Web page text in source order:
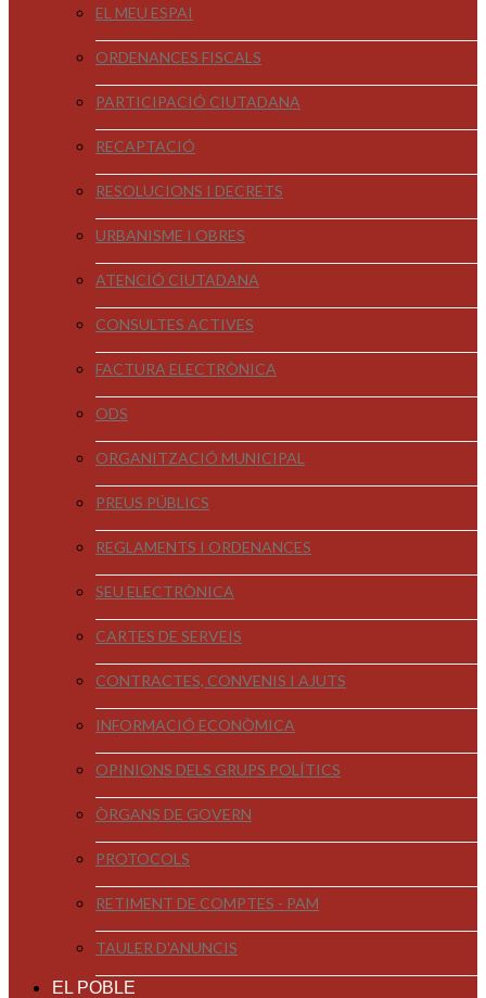
EL MEU ESPAI
ORDENANCES FISCALS
PARTICIPACIÓ CIUTADANA
RECAPTACIÓ
RESOLUCIONS I DECRETS
URBANISME I OBRES
ATENCIÓ CIUTADANA
CONSULTES ACTIVES
FACTURA ELECTRÒNICA
ODS
ORGANITZACIÓ MUNICIPAL
PREUS PÚBLICS
REGLAMENTS I ORDENANCES
SEU ELECTRÒNICA
CARTES DE SERVEIS
CONTRACTES, CONVENIS I AJUTS
INFORMACIÓ ECONÒMICA
OPINIONS DELS GRUPS POLÍTICS
ÒRGANS DE GOVERN
PROTOCOLS
RETIMENT DE COMPTES - PAM
TAULER D'ANUNCIS
EL POBLE